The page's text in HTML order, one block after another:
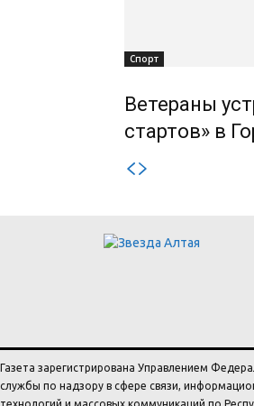
Спорт
Ветераны
стартов» в
Газета зарегистрирована Управлением
службы по надзору в сфере связи,